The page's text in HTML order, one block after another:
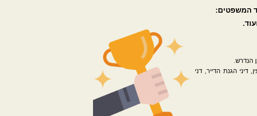
המשפטים:
הנדרש.
הגנת הדייר, דני